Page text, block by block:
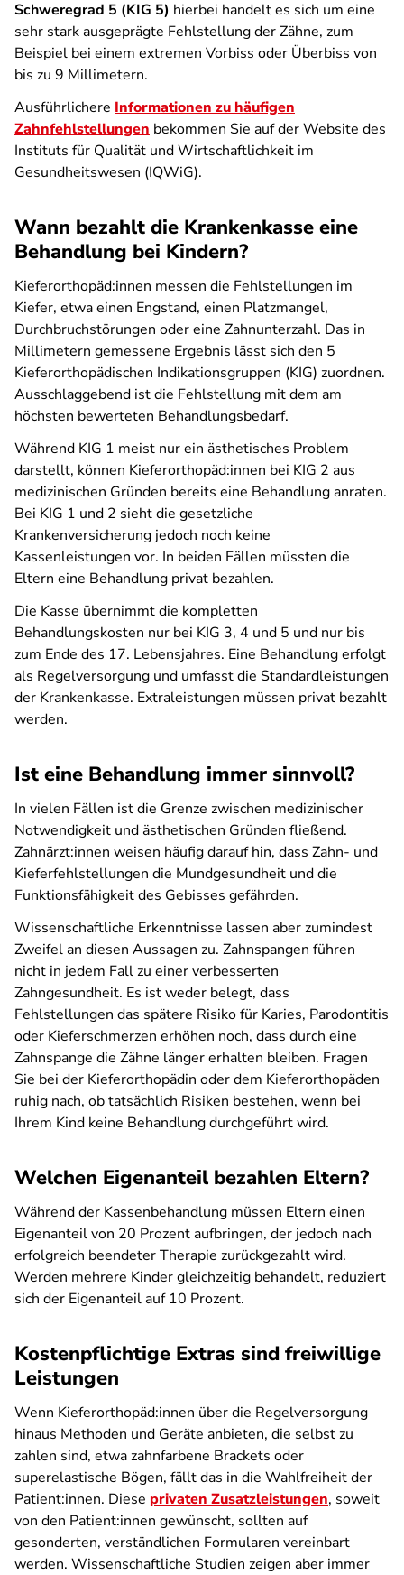
Schweregrad 5 (KIG 5) hierbei handelt es sich um eine
sehr stark ausgeprägte Fehlstellung der Zähne, zum
Beispiel bei einem extremen Vorbiss oder Überbiss von
bis zu 9 Millimetern.
Ausführlichere Informationen zu häufigen
Zahnfehlstellungen bekommen Sie auf der Website des
Instituts für Qualität und Wirtschaftlichkeit im
Gesundheitswesen (IQWiG).
Wann bezahlt die Krankenkasse eine
Behandlung bei Kindern?
Kieferorthopäd:innen messen die Fehlstellungen im
Kiefer, etwa einen Engstand, einen Platzmangel,
Durchbruchstörungen oder eine Zahnunterzahl. Das in
Millimetern gemessene Ergebnis lässt sich den 5
Kieferorthopädischen Indikationsgruppen (KIG) zuordnen.
Ausschlaggebend ist die Fehlstellung mit dem am
höchsten bewerteten Behandlungsbedarf.
Während KIG 1 meist nur ein ästhetisches Problem
darstellt, können Kieferorthopäd:innen bei KIG 2 aus
medizinischen Gründen bereits eine Behandlung anraten.
Bei KIG 1 und 2 sieht die gesetzliche
Krankenversicherung jedoch noch keine
Kassenleistungen vor. In beiden Fällen müssten die
Eltern eine Behandlung privat bezahlen.
Die Kasse übernimmt die kompletten
Behandlungskosten nur bei KIG 3, 4 und 5 und nur bis
zum Ende des 17. Lebensjahres. Eine Behandlung erfolgt
als Regelversorgung und umfasst die Standardleistungen
der Krankenkasse. Extraleistungen müssen privat bezahlt
werden.
Ist eine Behandlung immer sinnvoll?
In vielen Fällen ist die Grenze zwischen medizinischer
Notwendigkeit und ästhetischen Gründen fließend.
Zahnärzt:innen weisen häufig darauf hin, dass Zahn- und
Kieferfehlstellungen die Mundgesundheit und die
Funktionsfähigkeit des Gebisses gefährden.
Wissenschaftliche Erkenntnisse lassen aber zumindest
Zweifel an diesen Aussagen zu. Zahnspangen führen
nicht in jedem Fall zu einer verbesserten
Zahngesundheit. Es ist weder belegt, dass
Fehlstellungen das spätere Risiko für Karies, Parodontitis
oder Kieferschmerzen erhöhen noch, dass durch eine
Zahnspange die Zähne länger erhalten bleiben. Fragen
Sie bei der Kieferorthopädin oder dem Kieferorthopäden
ruhig nach, ob tatsächlich Risiken bestehen, wenn bei
Ihrem Kind keine Behandlung durchgeführt wird.
Welchen Eigenanteil bezahlen Eltern?
Während der Kassenbehandlung müssen Eltern einen
Eigenanteil von 20 Prozent aufbringen, der jedoch nach
erfolgreich beendeter Therapie zurückgezahlt wird.
Werden mehrere Kinder gleichzeitig behandelt, reduziert
sich der Eigenanteil auf 10 Prozent.
Kostenpflichtige Extras sind freiwillige
Leistungen
Wenn Kieferorthopäd:innen über die Regelversorgung
hinaus Methoden und Geräte anbieten, die selbst zu
zahlen sind, etwa zahnfarbene Brackets oder
superelastische Bögen, fällt das in die Wahlfreiheit der
Patient:innen. Diese privaten Zusatzleistungen, soweit
von den Patient:innen gewünscht, sollten auf
gesonderten, verständlichen Formularen vereinbart
werden. Wissenschaftliche Studien zeigen aber immer